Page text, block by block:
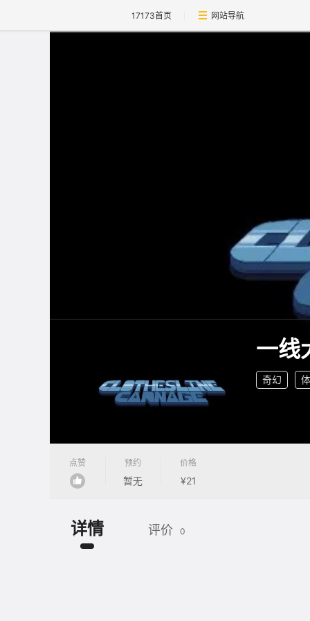
17173首页 网站导航
一线
奇幻
点赞 预约
暂无
价格
¥21
详情 评价 0